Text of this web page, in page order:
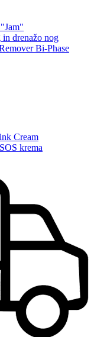
drenažo nog
Bi-Phase
Cream
krema